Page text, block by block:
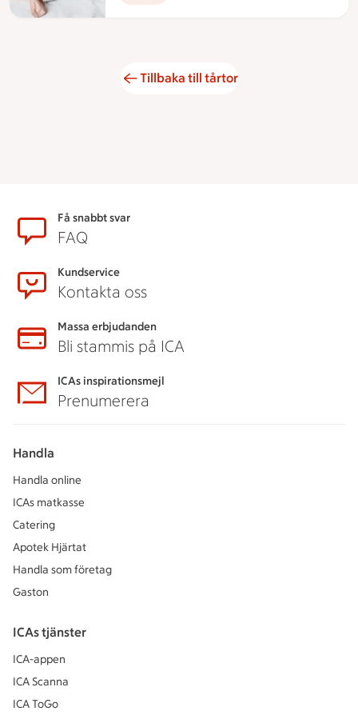
Tillbaka till tårtor
SidfotFå snabbt svar
FAQ
Kundservice
Kontakta oss
Massa erbjudanden
Bli stammis på ICA
ICAs inspirationsmejl
Prenumerera
Handla
Handla online
ICAs matkasse
Catering
Apotek Hjärtat
Handla som företag
Gaston
ICAs tjänster
ICA-appen
ICA Scanna
ICA ToGo